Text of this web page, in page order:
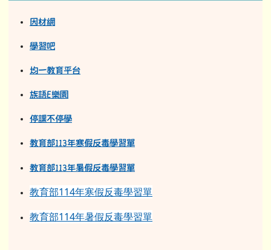
因材網
學習吧
均一教育平台
族語E樂園
停課不停學
教育部113年寒假反毒學習單
教育部113年暑假反毒學習單
教育部114年寒假反毒學習單
教育部114年暑假反毒學習單